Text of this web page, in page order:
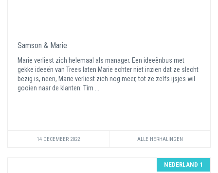
Samson & Marie
Marie verliest zich helemaal als manager. Een ideeënbus met
gekke ideeën van Trees laten Marie echter niet inzien dat ze slecht
bezig is, neen, Marie verliest zich nog meer, tot ze zelfs ijsjes wil
gooien naar de klanten: Tim ...
14 DECEMBER 2022 ALLE HERHALINGEN
NEDERLAND 1